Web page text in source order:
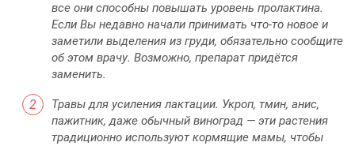
все они способны повышать уровень пролактина.
Если Вы недавно начали принимать что-то новое и
заметили выделения из груди, обязательно сообщите
об этом врачу. Возможно, препарат придётся
заменить.
Травы для усиления лактации. Укроп, тмин, анис,
пажитник, даже обычный виноград — эти растения
традиционно используют кормящие мамы, чтобы